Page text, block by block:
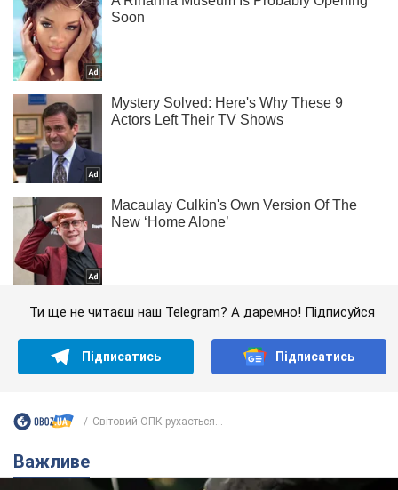
Ти ще не читаєш наш Telegram? А даремно! Підписуйся
Підписатись Підписатись
Світовий ОПК рухається...
Важливе